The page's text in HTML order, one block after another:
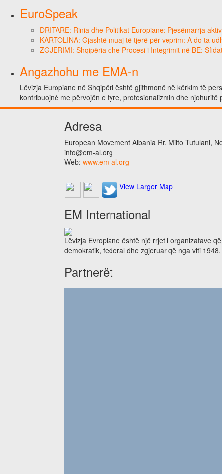
EuroSpeak
DRITARE: Rinia dhe Politikat Europiane: Pjesëmarrja
KARTOLINA: Gjashtë muaj të tjerë për veprim: A do ta
ZGJERIMI: Shqipëria dhe Procesi i Integrimit në BE:
Angazhohu me EMA-n
Lëvizja Europiane në Shqipëri është gjithmonë në kërkim të
kontribuojnë me përvojën e tyre, profesionalizmin dhe
Adresa
European Movement Albania Rr. Milto Tutulani,
info@em-al.org
Web: www.em-al.org
View Larger Map
EM International
Lëvizja Evropiane është një rrjet i organizatave
demokratik, federal dhe zgjeruar që nga viti 1948.
Partnerët